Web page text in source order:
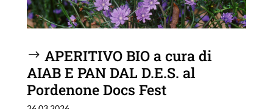
APERITIVO BIO a cura di
AIAB E PAN DAL D.E.S. al
Pordenone Docs Fest